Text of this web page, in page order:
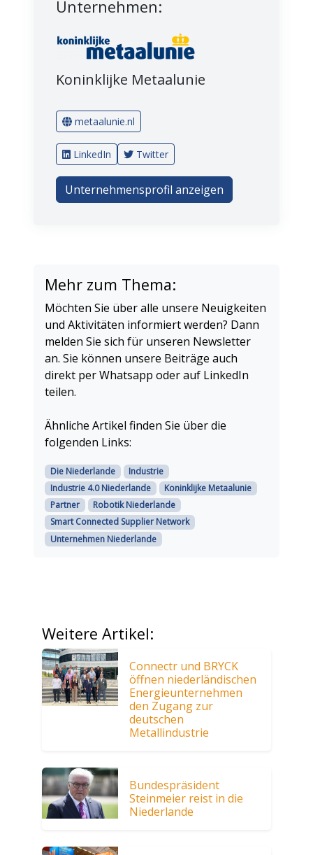
Unternehmen:
Koninklijke Metaalunie
metaalunie.nl
LinkedIn Twitter
Unternehmensprofil anzeigen
Mehr zum Thema:
Möchten Sie über alle unsere Neuigkeiten
und Aktivitäten informiert werden? Dann
melden Sie sich für unseren Newsletter
an. Sie können unsere Beiträge auch
direkt per Whatsapp oder auf LinkedIn
teilen.
Ähnliche Artikel finden Sie über die
folgenden Links:
Die Niederlande
Industrie
Industrie 4.0 Niederlande
Koninklijke Metaalunie
Partner
Robotik Niederlande
Smart Connected Supplier Network
Unternehmen Niederlande
Weitere Artikel:
Connectr und BRYCK
öffnen niederländischen
Energieunternehmen
den Zugang zur
deutschen
Metallindustrie
Bundespräsident
Steinmeier reist in die
Niederlande